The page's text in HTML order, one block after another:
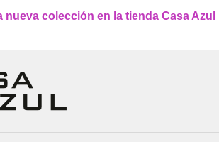
nueva colección en la tienda Casa